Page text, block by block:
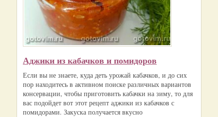
Аджики из кабачков и помидоров
Если вы не знаете, куда деть урожай кабачков, и до сих
пор находитесь в активном поиске различных вариантов
консервации, чтобы приготовить кабачки на зиму, то для
вас подойдет вот этот рецепт аджики из кабачков с
помидорами. Закуска получается вкусно